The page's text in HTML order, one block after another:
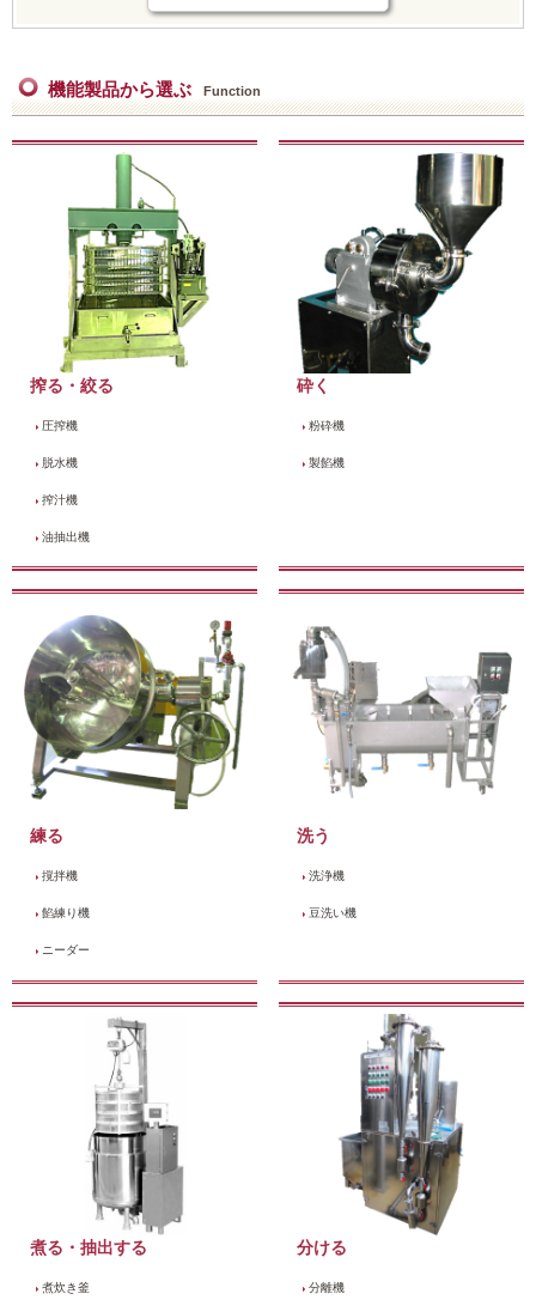
機能製品から選ぶ Function
搾る・絞る
圧搾機
脱水機
搾汁機
油抽出機
砕く
粉砕機
製餡機
練る
撹拌機
餡練り機
ニーダー
洗う
洗浄機
豆洗い機
煮る・抽出する
煮炊き釜
分ける
分離機